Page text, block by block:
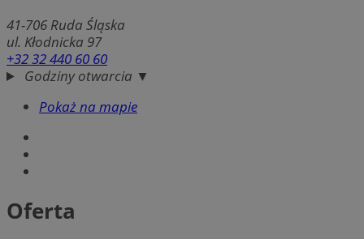
41-706 Ruda Śląska
ul. Kłodnicka 97
+32 32 440 60 60
Godziny otwarcia ▼
Pokaż na mapie
Oferta